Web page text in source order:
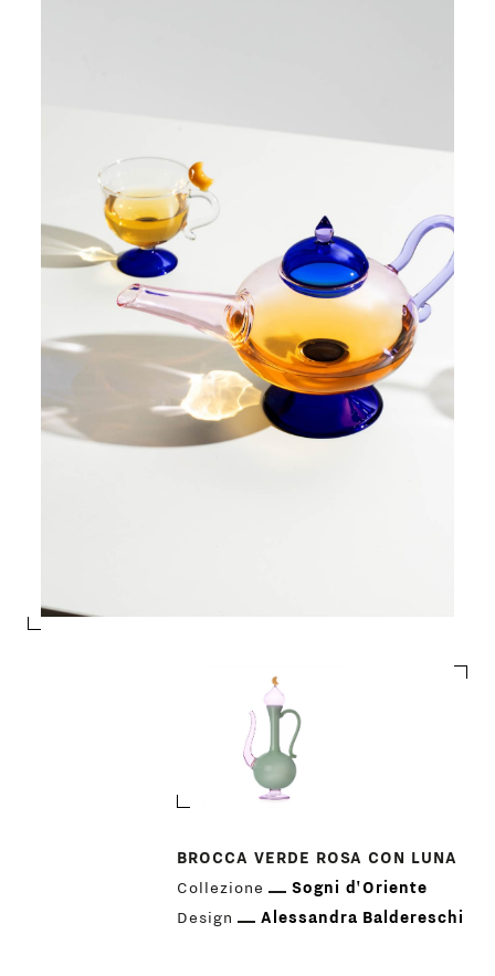
DESIGNER
BROCCA VERDE ROSA CON LUNA
Collezione
Sogni d'Oriente
Design
Alessandra Baldereschi